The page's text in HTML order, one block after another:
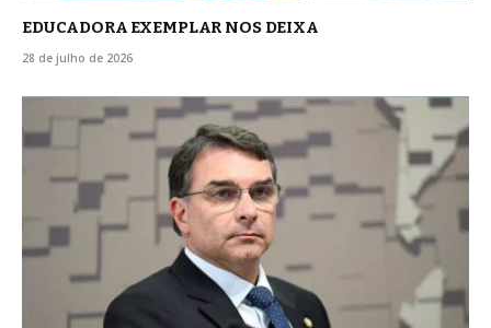
EDUCADORA EXEMPLAR NOS DEIXA
28 de julho de 2026